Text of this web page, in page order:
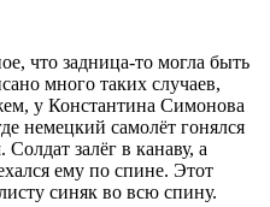
что задница-то могла быть
много таких случаев,
у Константина Симонова
немецкий самолёт гонялся
залёг в канаву, а
ему по спине. Этот
синяк во всю спину.